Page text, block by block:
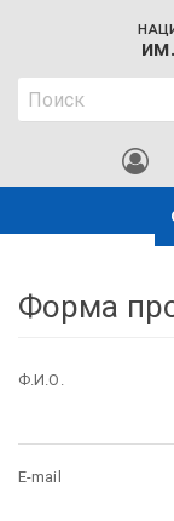
содержанию
Поиск
Форма
Ф.И.О.
E-mail